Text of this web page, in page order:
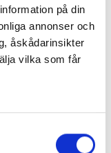
på din
annonser och
åskådarinsikter
vilka som får
till flera meter
56 100
56 000 *
55 600